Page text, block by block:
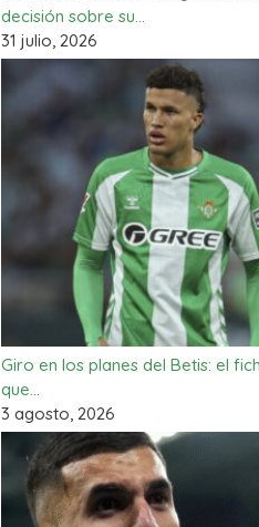
decisión sobre su…
31 julio, 2026
Giro en los planes del Betis: el
que…
3 agosto, 2026